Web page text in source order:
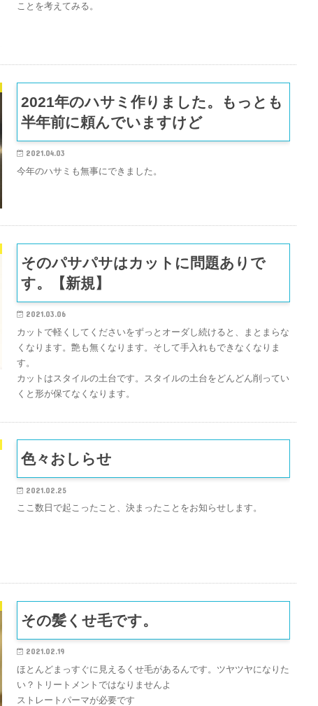
ことを考えてみる。
2021年のハサミ作りました。もっとも
半年前に頼んでいますけど
2021.04.03
今年のハサミも無事にできました。
そのパサパサはカットに問題ありで
す。【新規】
2021.03.06
カットで軽くしてくださいをずっとオーダし続けると、まとまらな
くなります。艶も無くなります。そして手入れもできなくなりま
す。
カットはスタイルの土台です。スタイルの土台をどんどん削ってい
くと形が保てなくなります。
色々おしらせ
2021.02.25
ここ数日で起こったこと、決まったことをお知らせします。
その髪くせ毛です。
2021.02.19
ほとんどまっすぐに見えるくせ毛があるんです。ツヤツヤになりた
い？トリートメントではなりませんよ
ストレートパーマが必要です